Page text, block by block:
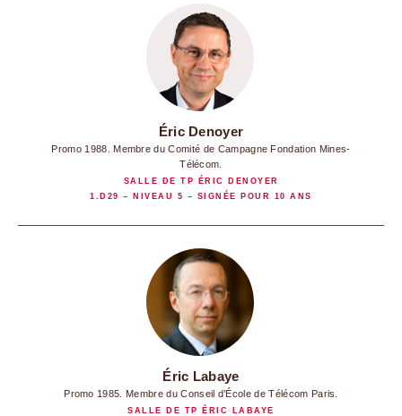
Éric Denoyer
Promo 1988. Membre du Comité de Campagne Fondation Mines-
Télécom.
SALLE DE TP ÉRIC DENOYER
1.D29 – NIVEAU 5 – SIGNÉE POUR 10 ANS
Éric Labaye
Promo 1985. Membre du Conseil d’École de Télécom Paris.
SALLE DE TP ÉRIC LABAYE